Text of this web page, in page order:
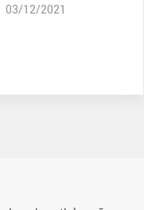
03/12/2021